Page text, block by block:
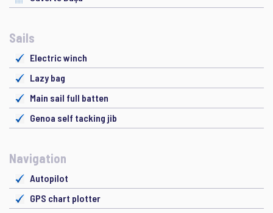
Sails
Electric winch
Lazy bag
Main sail full batten
Genoa self tacking jib
Navigation
Autopilot
GPS chart plotter